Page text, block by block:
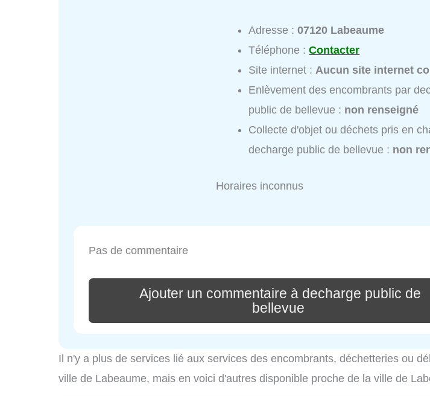
Adresse :07120 Labeaume
Téléphone :Contacter
Site internet :Aucun site internet
Enlèvement des encombrants par
public de bellevue : non renseigné
Collecte d'objet ou déchets pris en
decharge public de bellevue : non
Horaires inconnus
Pas de commentaire
Ajouter un commentaire à decharge public de
bellevue
Il n'y a plus de services lié aux services des encombrants, déchetteries ou
ville de Labeaume, mais en voici d'autres disponible proche de la ville de